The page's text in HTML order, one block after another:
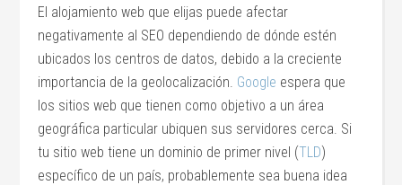
El alojamiento web que elijas puede afectar
negativamente al SEO dependiendo de dónde estén
ubicados los centros de datos, debido a la creciente
importancia de la geolocalización. Google espera que
los sitios web que tienen como objetivo a un área
geográfica particular ubiquen sus servidores cerca. Si
tu sitio web tiene un dominio de primer nivel (TLD)
específico de un país, probablemente sea buena idea